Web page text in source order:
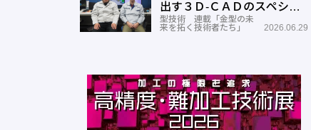
出す３Ｄ-ＣＡＤのスペシャ
リストとしての成長と展望ー
型技術 連載「金型の未
来を拓く技術者たち」
2026.06.29